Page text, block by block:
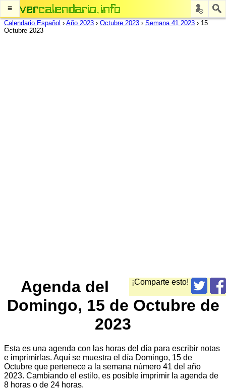
≡
Calendario Español › Año 2023 › Octubre 2023 › Semana 41 2023 › 15
Octubre 2023
¡Comparte esto!
Agenda del
Domingo, 15 de Octubre de
2023
Esta es una agenda con las horas del día para escribir notas
e imprimirlas. Aquí se muestra el día Domingo, 15 de
Octubre que pertenece a la semana número 41 del año
2023. Cambiando el estilo, es posible imprimir la agenda de
8 horas o de 24 horas.